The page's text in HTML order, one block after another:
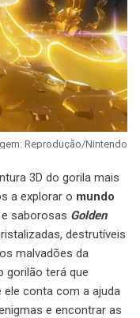
Reprodução/Nintendo
3D do gorila mais
a explorar o mundo
saborosas Golden
destrutíveis
malvadões da
gorilão terá que
ele conta com a ajuda
e encontrar as